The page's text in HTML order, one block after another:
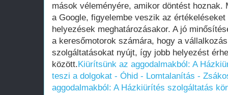
mások véleményére, amikor döntést
a Google, figyelembe veszik az
helyezések meghatározásakor. A jó
a keresőmotorok számára, hogy a
szolgáltatásokat nyújt, így jobb helyezést
között.Kiürítsünk az aggodalmakból: A
teszi a dolgokat - Óhid - Lomtalanítás -
aggodalmakból: A Házkiürítés szolgáltatás